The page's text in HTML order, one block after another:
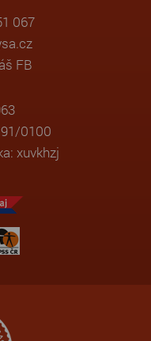
067
FB
0100
xuvkhzj